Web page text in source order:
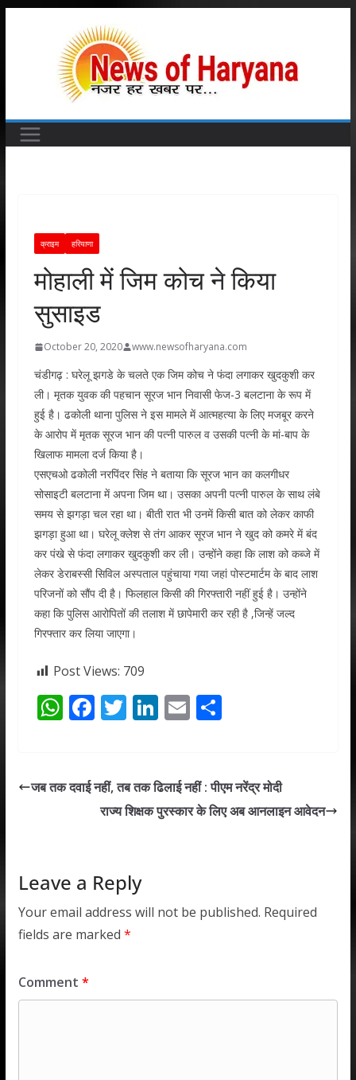
क्राइम हरियाणा
मोहाली में जिम कोच ने किया
सुसाइड
October 20, 2020 www.newsofharyana.com
चंडीगढ़ : घरेलू झगडे के चलते एक जिम कोच ने फंदा लगाकर खुदकुशी कर
ली। मृतक युवक की पहचान सूरज भान निवासी फेज-3 बलटाना के रूप में
हुई है। ढकोली थाना पुलिस ने इस मामले में आत्महत्या के लिए मजबूर करने
के आरोप में मृतक सूरज भान की पत्नी पारुल व उसकी पत्नी के मां-बाप के
खिलाफ मामला दर्ज किया है।
एसएचओ ढकोली नरपिंदर सिंह ने बताया कि सूरज भान का कलगीधर
सोसाइटी बलटाना में अपना जिम था। उसका अपनी पत्नी पारुल के साथ लंबे
समय से झगड़ा चल रहा था। बीती रात भी उनमें किसी बात को लेकर काफी
झगड़ा हुआ था। घरेलू क्लेश से तंग आकर सूरज भान ने खुद को कमरे में बंद
कर पंखे से फंदा लगाकर खुदकुशी कर ली। उन्होंने कहा कि लाश को कब्जे में
लेकर डेराबस्सी सिविल अस्पताल पहुंचाया गया जहां पोस्टमार्टम के बाद लाश
परिजनों को सौंप दी है। फिलहाल किसी की गिरफ्तारी नहीं हुई है। उन्होंने
कहा कि पुलिस आरोपितों की तलाश में छापेमारी कर रही है ,जिन्हें जल्द
गिरफ्तार कर लिया जाएगा।
Post Views: 709
W
s
F
b
o
T
er
Li
e
dI
E
l
S
e
जब तक दवाई नहीं, तब तक ढिलाई नहीं : पीएम नरेंद्र मोदी
राज्य शिक्षक पुरस्कार के लिए अब आनलाइन आवेदन
Leave a Reply
Your email address will not be published. Required
fields are marked *
Comment *